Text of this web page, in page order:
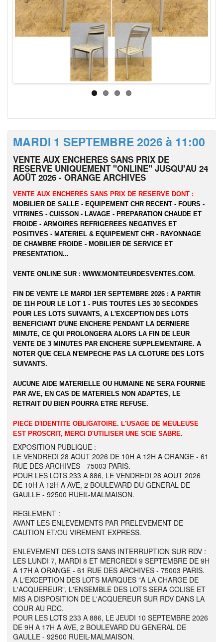
MARDI 1 SEPTEMBRE 2026 à 11:00
VENTE AUX ENCHERES SANS PRIX DE
RESERVE UNIQUEMENT "ONLINE" JUSQU'AU 24
AOÛT 2026 - ORANGE ARCHIVES
VENTE AUX ENCHERES SANS PRIX DE RESERVE DONT :
MOBILIER DE SALLE - EQUIPEMENT CHR RECENT - FOURS -
VITRINES - CUISSON - LAVAGE - PREPARATION CHAUDE ET
FROIDE - ARMOIRES REFRIGEREES NEGATIVES ET
POSITIVES - MATERIEL & EQUIPEMENT CHR - RAYONNAGE
DE CHAMBRE FROIDE - MOBILIER DE SERVICE ET
PRESENTATION...
VENTE ONLINE SUR : WWW.MONITEURDESVENTES.COM.
FIN DE VENTE LE MARDI 1ER SEPTEMBRE 2026 : A PARTIR
DE 11H POUR LE LOT 1 - PUIS TOUTES LES 30 SECONDES
POUR LES LOTS SUIVANTS, A L'EXCEPTION DES LOTS
BENEFICIANT D'UNE ENCHERE PENDANT LA DERNIERE
MINUTE, CE QUI PROLONGERA ALORS LA FIN DE LEUR
VENTE DE 3 MINUTES PAR ENCHERE SUPPLEMENTAIRE. A
NOTER QUE CELA N'EMPECHE PAS LA CLOTURE DES LOTS
SUIVANTS.
AUCUNE AIDE MATERIELLE OU HUMAINE NE SERA FOURNIE
PAR AVE, EN CAS DE MATERIELS NON ADAPTES, LE
RETRAIT DU BIEN POURRA ETRE REFUSE.
PIECE D'IDENTITE OBLIGATOIRE. L'USAGE DE MEULEUSE
EST PROSCRIT, MERCI D'UTILISER UNE SCIE SABRE.
EXPOSITION PUBLIQUE :
LE VENDREDI 28 AOUT 2026 DE 10H A 12H A ORANGE - 61
RUE DES ARCHIVES - 75003 PARIS.
POUR LES LOTS 233 A 886, LE VENDREDI 28 AOUT 2026
DE 10H A 12H A AVE, 2 BOULEVARD DU GENERAL DE
GAULLE - 92500 RUEIL-MALMAISON.
REGLEMENT :
AVANT LES ENLEVEMENTS PAR PRELEVEMENT DE
CAUTION ET/OU VIREMENT EXPRESS.
ENLEVEMENT DES LOTS SANS INTERRUPTION SUR RDV :
LES LUNDI 7, MARDI 8 ET MERCREDI 9 SEPTEMBRE DE 9H
A 17H A ORANGE - 61 RUE DES ARCHIVES - 75003 PARIS.
A L'EXCEPTION DES LOTS MARQUES "A LA CHARGE DE
L'ACQUEREUR", L'ENSEMBLE DES LOTS SERA COLISE ET
MIS A DISPOSITION DE L'ACQUEREUR SUR RDV DANS LA
COUR AU RDC.
POUR LES LOTS 233 A 886, LE JEUDI 10 SEPTEMBRE 2026
DE 9H A 17H A AVE, 2 BOULEVARD DU GENERAL DE
GAULLE - 92500 RUEIL-MALMAISON.